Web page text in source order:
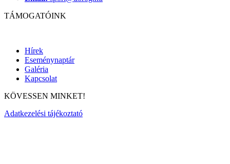
TÁMOGATÓINK
Hírek
Eseménynaptár
Galéria
Kapcsolat
KÖVESSEN MINKET!
Adatkezelési tájékoztató